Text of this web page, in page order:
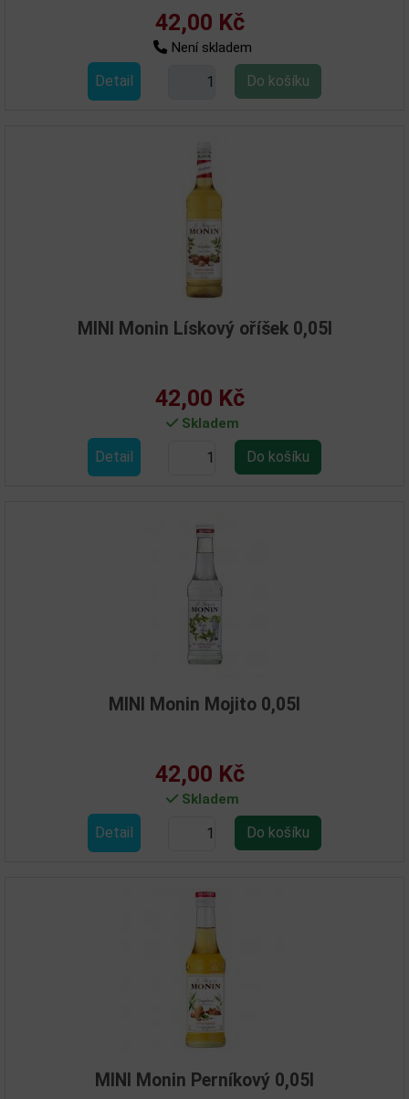
42,00 Kč
Není skladem
Detail
MINI Monin Lískový oříšek 0,05l
42,00 Kč
Skladem
Detail
MINI Monin Mojito 0,05l
42,00 Kč
Skladem
Detail
MINI Monin Perníkový 0,05l